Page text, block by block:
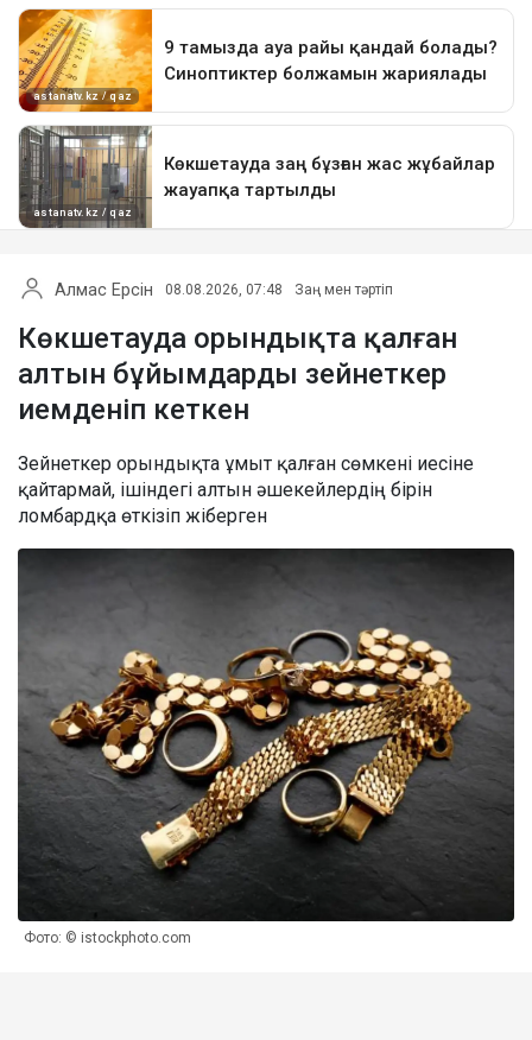
Алмас Ерсін 08.08.2026, 07:48 Заң мен тәртіп
Көкшетауда орындықта қалған
алтын бұйымдарды зейнеткер
иемденіп кеткен
Зейнеткер орындықта ұмыт қалған сөмкені иесіне
қайтармай, ішіндегі алтын әшекейлердің бірін
ломбардқа өткізіп жіберген
Фото: © istockphoto.com